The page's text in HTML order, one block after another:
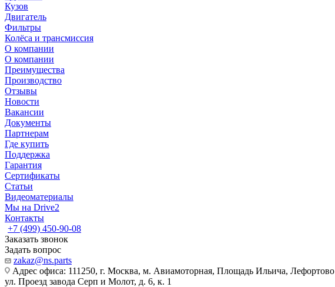
Кузов
Двигатель
Фильтры
Колёса и трансмиссия
О компании
О компании
Преимущества
Производство
Отзывы
Новости
Вакансии
Документы
Партнерам
Где купить
Поддержка
Гарантия
Сертификаты
Статьи
Видеоматериалы
Мы на Drive2
Контакты
+7 (499) 450-90-08
Заказать звонок
Задать вопрос
zakaz@ns.parts
Адрес офиса: 111250, г. Москва, м. Авиамоторная, Площадь Ильича, Лефортово
ул. Проезд завода Серп и Молот, д. 6, к. 1